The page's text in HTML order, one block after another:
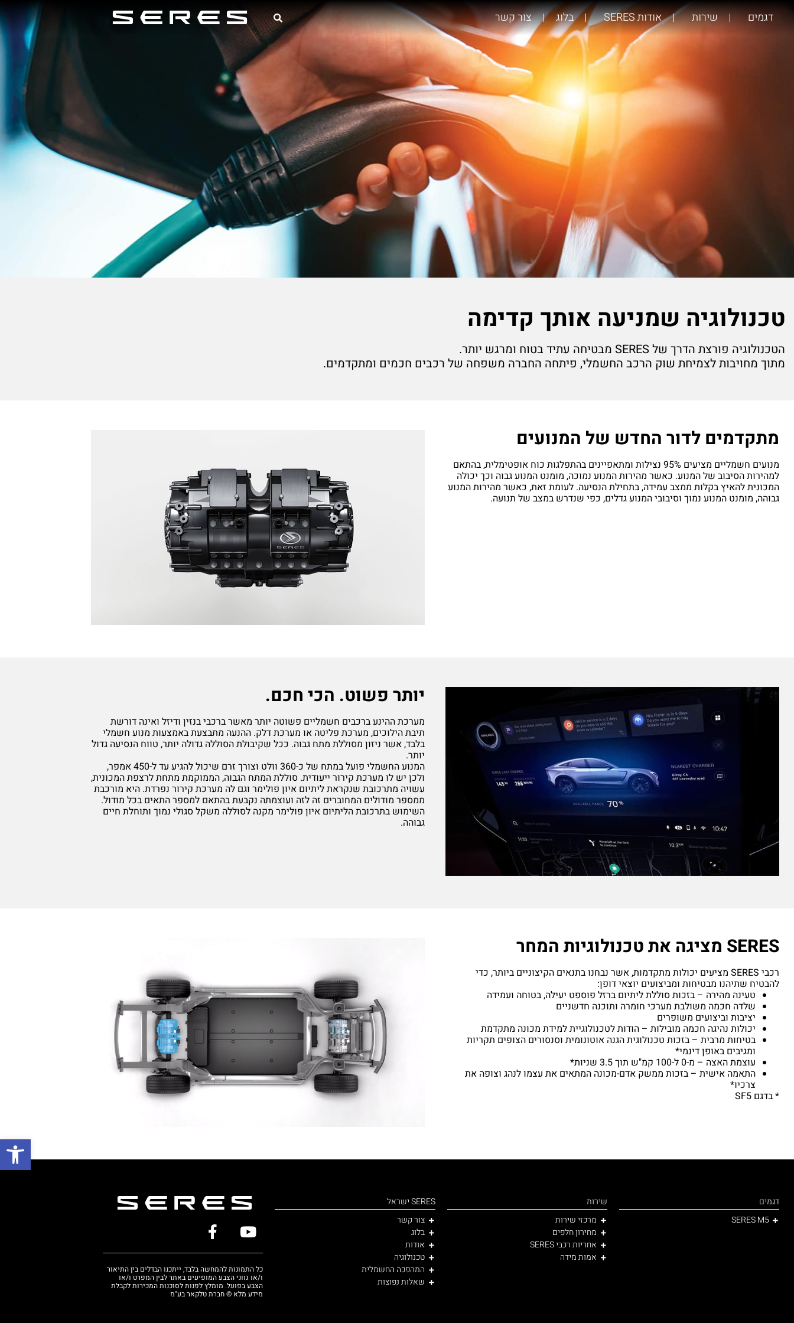
דגמים שירות אודות SERES בלוג צור קשר
טכנולוגיה שמניעה אותך קדימה
הטכנולוגיה פורצת הדרך של SERES מבטיחה עתיד בטוח ומרגש יותר.
מתוך מחויבות לצמיחת שוק הרכב החשמלי, פיתחה החברה משפחה של רכבים חכמים ומתקדמים.
מתקדמים לדור החדש של המנועים
מנועים חשמליים מציעים 95% נצילות ומתאפיינים בהתפלגות כוח אופטימלית, בהתאם
למהירות הסיבוב של המנוע. כאשר מהירות המנוע נמוכה, מומנט המנוע גבוה וכך יכולה
המכונית להאיץ בקלות ממצב עמידה, בתחילת הנסיעה. לעומת זאת, כאשר מהירות המנוע
גבוהה, מומנט המנוע נמוך וסיבובי המנוע גדלים, כפי שנדרש במצב של תנועה.
יותר פשוט. הכי חכם.
מערכת ההינע ברכבים חשמליים פשוטה יותר מאשר ברכבי בנזין ודיזל ואינה דורשת
תיבת הילוכים, מערכת פליטה או מערכת דלק. ההנעה מתבצעת באמצעות מנוע חשמלי
בלבד, אשר ניזון מסוללת מתח גבוה. ככל שקיבולת הסוללה גדולה יותר, טווח הנסיעה גדול
יותר.
המנוע החשמלי פועל במתח של כ-360 וולט וצורך זרם שיכול להגיע עד ל-450 אמפר,
ולכן יש לו מערכת קירור ייעודית. סוללת המתח הגבוה, הממוקמת מתחת לרצפת המכונית,
עשויה מתרכובת שנקראת ליתיום איון פולימר וגם לה מערכת קירור נפרדת. היא מורכבת
ממספר מודולים המחוברים זה לזה ועוצמתה נקבעת בהתאם למספר התאים בכל מודול.
השימוש בתרכובת הליתיום איון פולימר מקנה לסוללה משקל סגולי נמוך ותוחלת חיים
גבוהה.
SERES מציגה את טכנולוגיות המחר
רכבי SERES מציעים יכולות מתקדמות, אשר נבחנו בתנאים הקיצוניים ביותר, כדי
להבטיח שתיהנו מבטיחות ומביצועים יוצאי דופן:
טעינה מהירה – בזכות סוללת ליתיום ברזל פוספט יעילה, בטוחה ועמידה
שלדה חכמה משולבת מערכי חומרה ותוכנה חדשניים
יציבות וביצועים משופרים
יכולות נהיגה חכמה מובילות – הודות לטכנולוגיית למידת מכונה מתקדמת
בטיחות מרבית – בזכות טכנולוגית הגנה אוטונומית וסנסורים הצופים תקריות
ומגיבים באופן דינמי*
עוצמת האצה – מ-0 ל-100 קמ"ש תוך 3.5 שניות*
התאמה אישית – בזכות ממשק אדם-מכונה המתאים את עצמו לנהג וצופה את
צרכיו*
* בדגם SF5
דגמים
SERES M5
שירות
מרכזי שירות
מחירון חלפים
אחריות רכבי SERES
אמות מידה
SERES ישראל
צור קשר
בלוג
אודות
טכנולוגיה
המהפכה החשמלית
שאלות נפוצות
כל התמונות להמחשה בלבד, ייתכנו הבדלים בין התיאור
ו/או גווני הצבע המופיעים באתר לבין המפרט ו/או
הצבע בפועל. מומלץ לפנות לסוכנות המכירות לקבלת
מידע מלא © חברת טלקאר בע"מ